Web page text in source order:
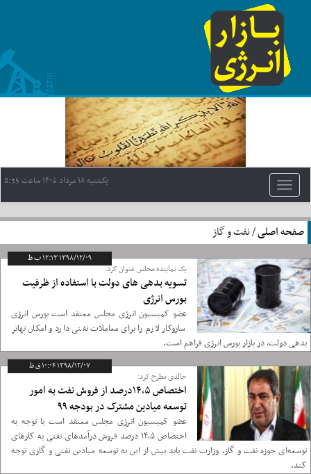
Toggle
navigation
یکشنبه ١٨ مرداد ١۴٠۵ ساعت 8:35
صفحه اصلی/ نفت و گاز
یک نماینده مجلس عنوان کرد:
تسویه بدهی های دولت با استفاده از ظرفیت
بورس انرژی
عضو کمیسیون انرژی مجلس معتقد است بورس انرژی
سازوکار لازم را برای معاملات نفتی دارد و امکان تهاتر
بدهی دولت، در بازار بورس انرژی فراهم است.
۱۳۹۸/۱۲/۰۹ ۱۲:۱۳ ب ظ
خالدی مطرح کرد:
اختصاص ۱۴,۵درصد از فروش نفت به امور
توسعه میادین مشترک در بودجه ۹۹
عضو کمیسیون انرژی مجلس معتقد است با توجه به
اختصاص ۱۴,۵ درصد فروش درآمدهای نفتی به کارهای
توسعه‌ای حوزه نفت و گاز، وزارت نفت باید بیش از این به توسعه میادین نفتی و گازی توجه
کند.
۱۳۹۸/۱۲/۰۷ ۱۰:۰۴ ق ظ